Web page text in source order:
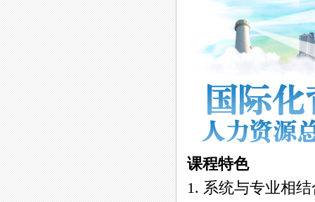
课程特色
1. 系统与专业相